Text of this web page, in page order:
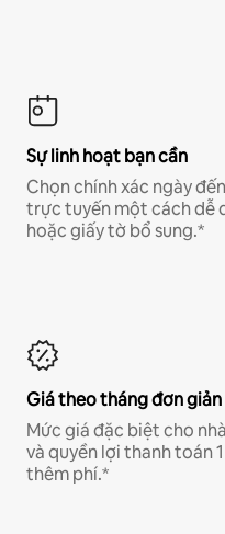
Sự linh hoạt bạn cần
Chọn chính xác ngày
trực tuyến một cách dễ
hoặc giấy tờ bổ sung.*
Giá theo tháng đơn giản
Mức giá đặc biệt cho
và quyền lợi thanh toán
thêm phí.*